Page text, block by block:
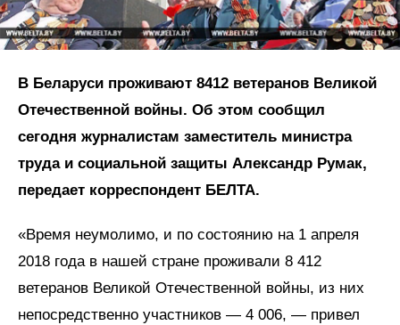
В Беларуси проживают 8412 ветеранов Великой
Отечественной войны. Об этом сообщил
сегодня журналистам заместитель министра
труда и социальной защиты Александр Румак,
передает корреспондент БЕЛТА.
«Время неумолимо, и по состоянию на 1 апреля
2018 года в нашей стране проживали 8 412
ветеранов Великой Отечественной войны, из них
непосредственно участников — 4 006, — привел